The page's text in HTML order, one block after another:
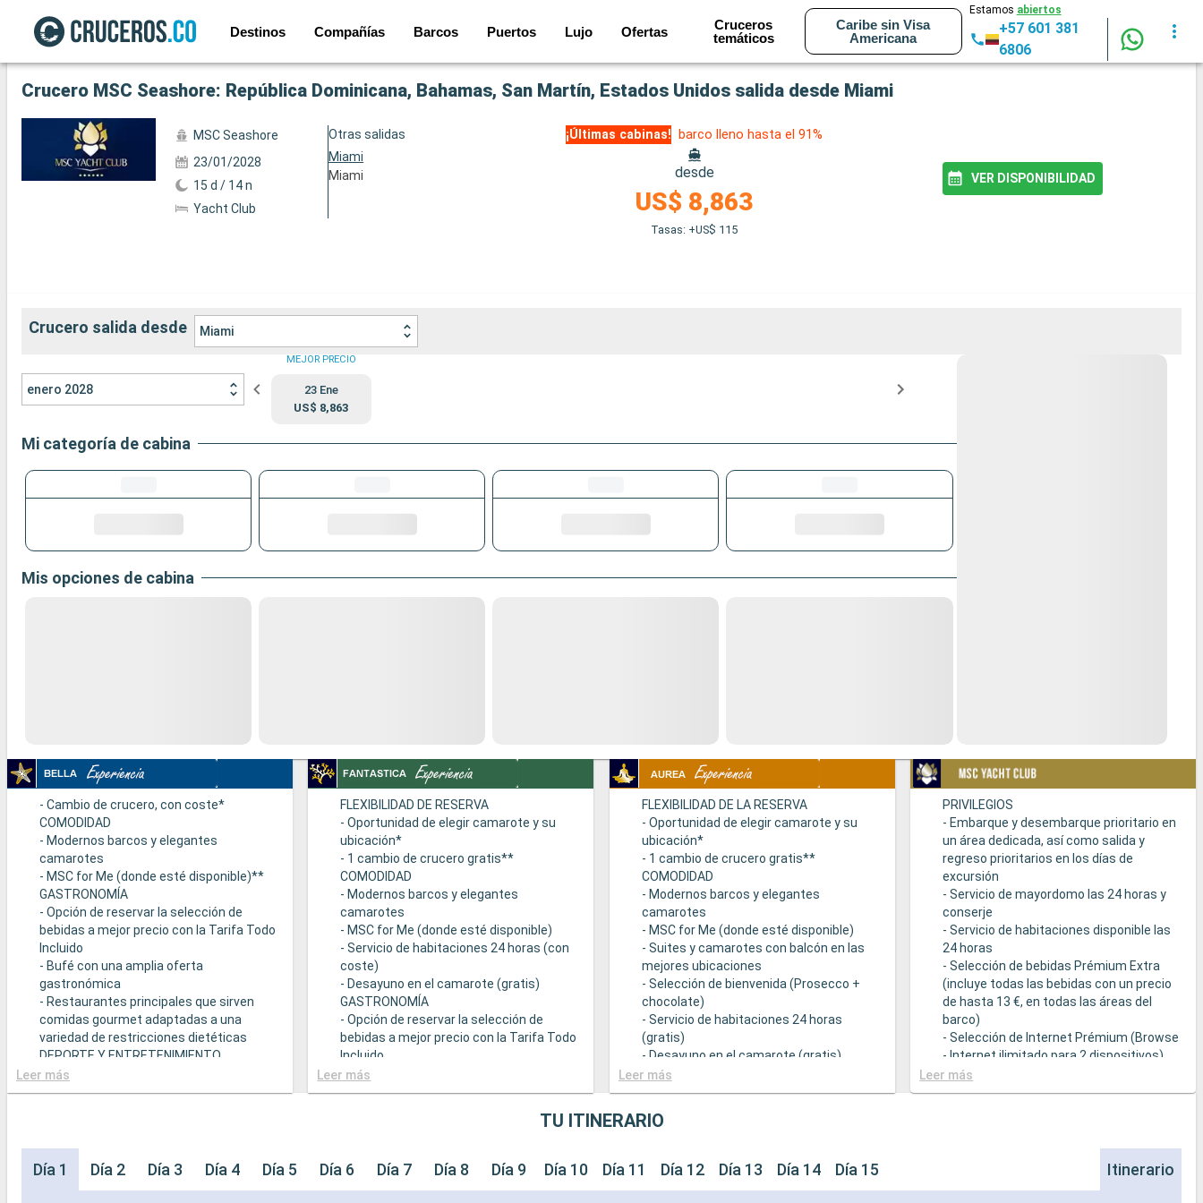
Destinos Compañías Barcos Puertos Lujo Ofertas
Cruceros
temáticos
Caribe sin Visa
Americana
Estamos abiertos
+57 601 381
6806
Ver las 54 fotos siguientes
Crucero MSC Seashore: República Dominicana, Bahamas, San Martín, Estados Unidos salida desde Miami
MSC Seashore
23/01/2028
15 d / 14 n
Yacht Club
Otras salidas
Miami
Miami
¡Últimas cabinas! barco lleno hasta el 91%
desde
US$ 8,863
Tasas: +US$ 115
VER DISPONIBILIDAD
Crucero salida desde Miami
enero 2028
MEJOR PRECIO
23 Ene
US$ 8,863
Mi categoría de cabina
Mis opciones de cabina
- Cambio de crucero, con coste*
COMODIDAD
- Modernos barcos y elegantes
camarotes
- MSC for Me (donde esté disponible)**
GASTRONOMÍA
- Opción de reservar la selección de
bebidas a mejor precio con la Tarifa Todo
Incluido
- Bufé con una amplia oferta
gastronómica
- Restaurantes principales que sirven
comidas gourmet adaptadas a una
variedad de restricciones dietéticas
DEPORTE Y ENTRETENIMIENTO
- Programa variado de espectáculos en el
teatro al estilo de Broadway
panorámicas
Leer más
FLEXIBILIDAD DE RESERVA
- Oportunidad de elegir camarote y su
ubicación*
- 1 cambio de crucero gratis**
COMODIDAD
- Modernos barcos y elegantes
camarotes
- MSC for Me (donde esté disponible)
- Servicio de habitaciones 24 horas (con
coste)
- Desayuno en el camarote (gratis)
GASTRONOMÍA
- Opción de reservar la selección de
bebidas a mejor precio con la Tarifa Todo
Incluido
- Bufé con una amplia oferta
gastronómica
- Posibilidad de elegir el turno de cena
Leer más
FLEXIBILIDAD DE LA RESERVA
- Oportunidad de elegir camarote y su
ubicación*
- 1 cambio de crucero gratis**
COMODIDAD
- Modernos barcos y elegantes
camarotes
- MSC for Me (donde esté disponible)
- Suites y camarotes con balcón en las
mejores ubicaciones
- Selección de bienvenida (Prosecco +
chocolate)
- Servicio de habitaciones 24 horas
(gratis)
- Desayuno en el camarote (gratis)
GASTRONOMÍA
- Opción de reservar la selección de
Incluido
gastronómica
Leer más
PRIVILEGIOS
- Embarque y desembarque prioritario en
un área dedicada, así como salida y
regreso prioritarios en los días de
excursión
- Servicio de mayordomo las 24 horas y
conserje
- Servicio de habitaciones disponible las
24 horas
- Selección de bebidas Prémium Extra
(incluye todas las bebidas con un precio
de hasta 13 €, en todas las áreas del
barco)
- Selección de Internet Prémium (Browse
- Internet ilimitado para 2 dispositivos)
- Acceso prioritario a la suite termal de
MSC Aurea Spa
- Otros detalles: servicio de empaquetar
Leer más
TU ITINERARIO
Día 1 Día 2 Día 3 Día 4 Día 5 Día 6 Día 7 Día 8 Día 9 Día 10 Día 11 Día 12 Día 13 Día 14 Día 15 Itinerario